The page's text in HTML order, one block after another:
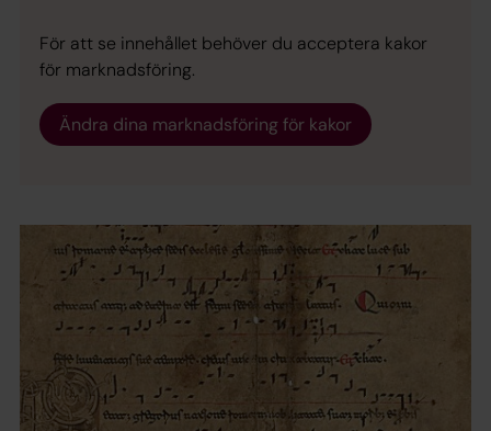
För att se innehållet behöver du acceptera kakor
för marknadsföring.
Ändra dina marknadsföring för kakor